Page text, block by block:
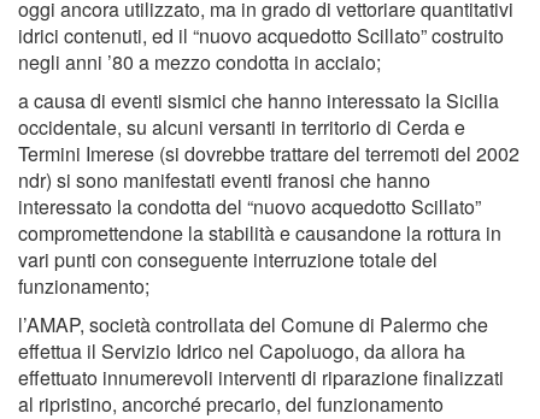
oggi ancora utilizzato, ma in grado di vettoriare quantitativi
idrici contenuti, ed il “nuovo acquedotto Scillato” costruito
negli anni ’80 a mezzo condotta in acciaio;
a causa di eventi sismici che hanno interessato la Sicilia
occidentale, su alcuni versanti in territorio di Cerda e
Termini Imerese (si dovrebbe trattare del terremoti del 2002
ndr) si sono manifestati eventi franosi che hanno
interessato la condotta del “nuovo acquedotto Scillato”
compromettendone la stabilità e causandone la rottura in
vari punti con conseguente interruzione totale del
funzionamento;
l’AMAP, società controllata del Comune di Palermo che
effettua il Servizio Idrico nel Capoluogo, da allora ha
effettuato innumerevoli interventi di riparazione finalizzati
al ripristino, ancorché precario, del funzionamento